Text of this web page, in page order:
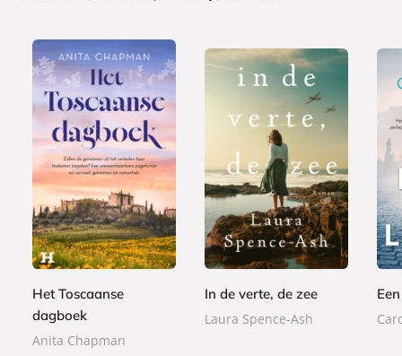
Het Toscaanse
dagboek
Anita Chapman
In de verte, de zee
Laura Spence-Ash